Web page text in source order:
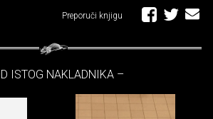
Preporuči knjigu
ISTOG NAKLADNIKA –